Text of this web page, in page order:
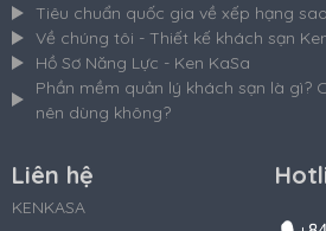
Tiêu chuẩn quốc gia về xếp hạng
Về chúng tôi - Thiết kế khách sạn
Hồ Sơ Năng Lực - Ken KaSa
Phần mềm quản lý khách sạn là gì?
nên dùng không?
Liên hệ
KENKASA